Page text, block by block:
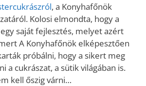
, a Konyhafőnök
Kolosi elmondta, hogy a
saját fejlesztés, melyet azért
A Konyhafőnök elképesztően
próbálni, hogy a sikert meg
a cukrászat, a sütik világában is.
kell őszig várni…